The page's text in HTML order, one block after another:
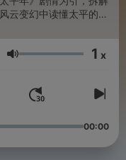
云变幻中读懂太平的珍
与处世答案。
音量 1 x
00:00